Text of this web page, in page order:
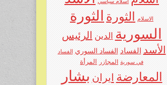
الاسلام الثورة الثورة
السورية
الدين
الرئيس
الأسد
الفساد الفساد السوري الفساد
في سورية
المجازر المرأة
المعارضة ايران بشار